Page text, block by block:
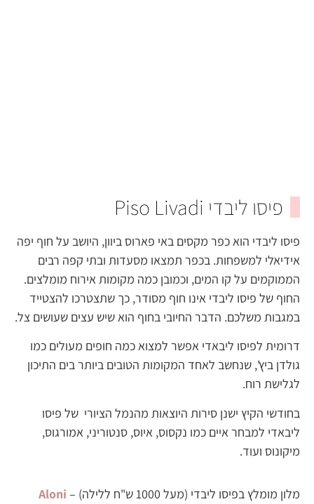
פיסו ליבדי Piso Livadi
פיסו ליבדי הוא כפר מקסים באי פארוס ביוון, היושב על חוף יפה
אידיאלי למשפחות. בכפר תמצאו מסעדות ובתי קפה רבים
הממוקמים על קו המים, וכמובן כמה מקומות אירוח מומלצים.
החוף של פיסו ליבדי אינו חוף מסודר, כך שתצטרכו להצטייד
במגבות משלכם. הדבר החיובי בחוף הוא שיש עצים שעושים צל.
דרומית לפיסו ליבאדי אפשר למצוא כמה חופים מעולים כמו
גולדן ביץ', שנחשב לאחד המקומות הטובים ביותר בים התיכון
לגלישת רוח.
בחודשי הקיץ ישנן סירות היוצאות מהנמל הציורי של פיסו
ליבאדי למבחר איים כמו נקסוס, איוס, סנטוריני, אמורגוס,
מיקונוס ועוד.
מלון מומלץ בפיסו ליבדי (מעל 1000 ש"ח ללילה) –
Aloni